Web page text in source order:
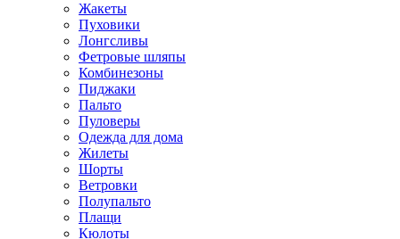
Жакеты
Пуховики
Лонгсливы
Фетровые шляпы
Комбинезоны
Пиджаки
Пальто
Пуловеры
Одежда для дома
Жилеты
Шорты
Ветровки
Полупальто
Плащи
Кюлоты